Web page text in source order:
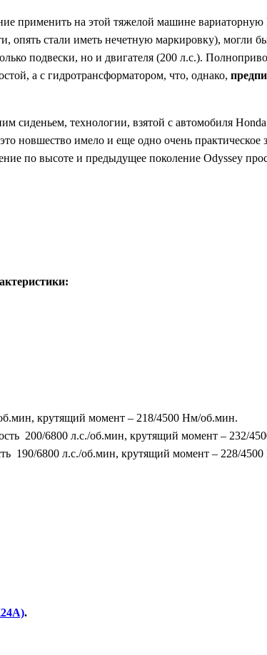
применить на этой тяжелой машине
опять стали иметь нечетную маркировку), могли
подвески, но и двигателя (200 л.с.).
а с гидротрансформатором, что, однако,
сиденьем, технологии, взятой с автомобиля
новшество имело и еще одно очень практическое
по высоте и предыдущее поколение Odyssey
крутящий момент – 218/4500 Нм/об.мин.
200/6800 л.с./об.мин, крутящий момент – 232/
6800 л.с./об.мин, крутящий момент – 228/
.